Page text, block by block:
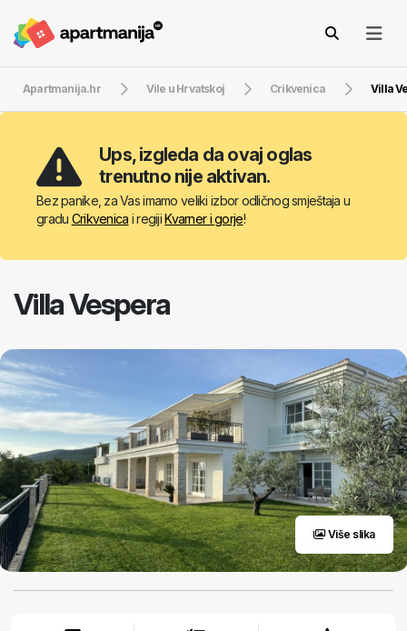
Apartmanija.hr Vile u Hrvatskoj Crikvenica Villa
Ups, izgleda da ovaj oglas
trenutno nije aktivan.
Bez panike, za Vas imamo veliki izbor odličnog smještaja u
gradu Crikvenica i regijiKvarner i gorje!
Villa Vespera
Više slika